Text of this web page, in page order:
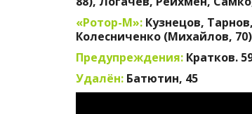
«Ротор-М»: Кузнецов,
Колесниченко (Михайлов,
Предупреждения: Кратков.
Удалён: Батютин, 45